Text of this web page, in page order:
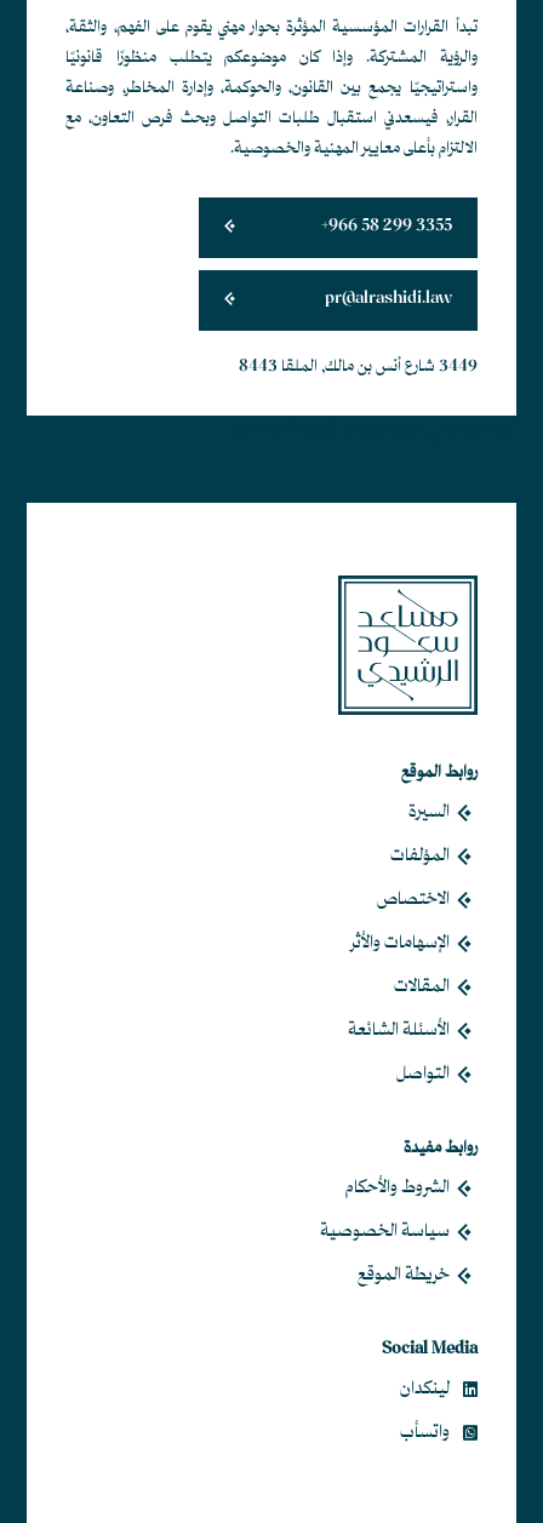
تبدأ القرارات المؤسسية المؤثرة بحوار مهني يقوم على الفهم، والثقة،
والرؤية المشتركة. وإذا كان موضوعكم يتطلب منظورًا قانونيًا
واستراتيجيًا يجمع بين القانون، والحوكمة، وإدارة المخاطر، وصناعة
القرار، فيسعدني استقبال طلبات التواصل وبحث فرص التعاون، مع
الالتزام بأعلى معايير المهنية والخصوصية.
+966 58 299 3355
pr@alrashidi.law
3449 شارع أنس بن مالك, الملقا 8443
روابط الموقع
السيرة
المؤلفات
الاختصاص
الإسهامات والأثر
المقالات
الأسئلة الشائعة
التواصل
روابط مفيدة
الشروط والأحكام
سياسة الخصوصية
خريطة الموقع
Social Media
لينكدان
واتسأب